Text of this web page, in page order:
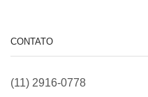
CONTATO
(11) 2916-0778